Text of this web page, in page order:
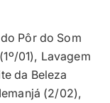
Pôr do Som
01), Lavagem
da Beleza
(2/02),